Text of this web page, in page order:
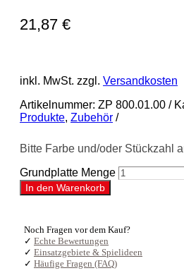
21,87 €
inkl. MwSt. zzgl. Versandkosten
Artikelnummer: ZP 800.01.00
Produkte, Zubehör
Bitte Farbe und/oder Stückzahl
Grundplatte Menge
In den Warenkorb
Noch Fragen vor dem Kauf?
✓ Echte Bewertungen
✓ Einsatzgebiete & Spielideen
✓ Häufige Fragen (FAQ)